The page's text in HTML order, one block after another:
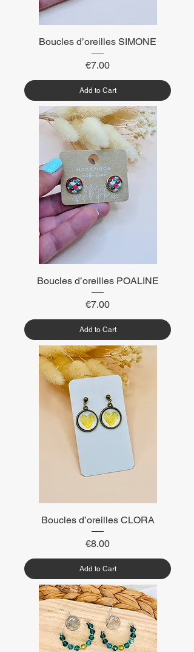
Boucles d’oreilles SIMONE
Price
€7.00
Add to Cart
Boucles d’oreilles POALINE
Price
€7.00
Add to Cart
Boucles d’oreilles CLORA
Price
€8.00
Add to Cart